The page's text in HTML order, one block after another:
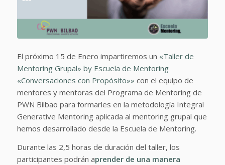
El próximo 15 de Enero impartiremos un «Taller de
Mentoring Grupal» by Escuela de Mentoring
«Conversaciones con Propósito»» con el equipo de
mentores y mentoras del Programa de Mentoring de
PWN Bilbao para formarles en la metodología Integral
Generative Mentoring aplicada al mentoring grupal que
hemos desarrollado desde la Escuela de Mentoring.
Durante las 2,5 horas de duración del taller, los
participantes podrán aprender de una manera